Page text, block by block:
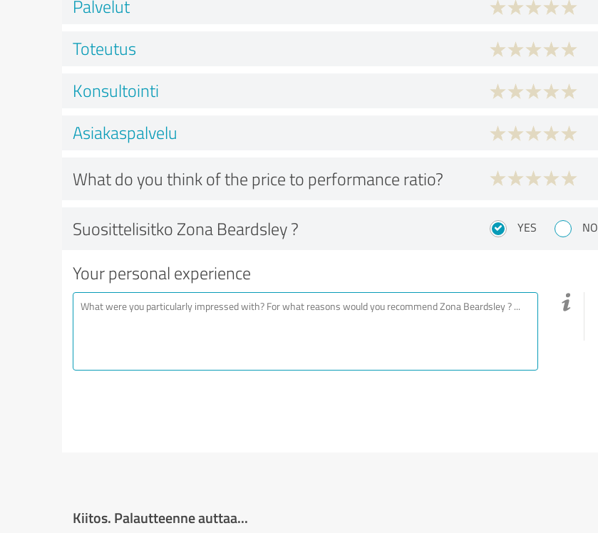
Palvelut
Toteutus
Konsultointi
Asiakaspalvelu
What do you think of the price to performance ratio?
Suosittelisitko Zona Beardsley ? YES NO
Your personal experience
Kiitos. Palautteenne auttaa...